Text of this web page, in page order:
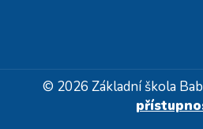
© 2026 Základní škola